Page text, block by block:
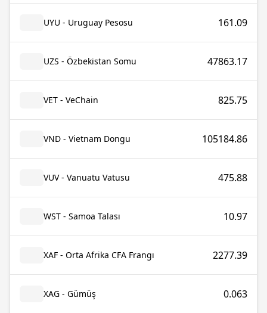
UYU - Uruguay Pesosu 161.09
UZS - Özbekistan Somu 47863.17
VET - VeChain 825.75
VND - Vietnam Dongu 105184.86
VUV - Vanuatu Vatusu 475.88
WST - Samoa Talası 10.97
XAF - Orta Afrika CFA Frangı 2277.39
XAG - Gümüş 0.063